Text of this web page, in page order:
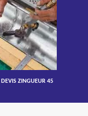
DEVIS ZINGUEUR 45